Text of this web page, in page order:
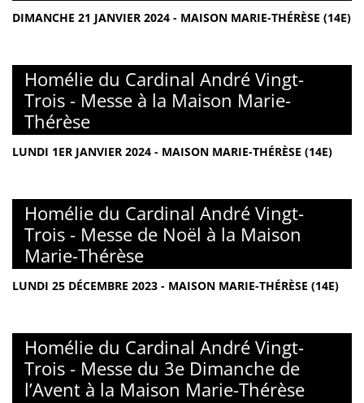
DIMANCHE 21 JANVIER 2024 - MAISON MARIE-THÉRÈSE (14E)
Homélie du Cardinal André Vingt-
Trois - Messe à la Maison Marie-
Thérèse
LUNDI 1ER JANVIER 2024 - MAISON MARIE-THÉRÈSE (14E)
Homélie du Cardinal André Vingt-
Trois - Messe de Noël à la Maison
Marie-Thérèse
LUNDI 25 DÉCEMBRE 2023 - MAISON MARIE-THÉRÈSE (14E)
Homélie du Cardinal André Vingt-
Trois - Messe du 3e Dimanche de
l’Avent à la Maison Marie-Thérèse